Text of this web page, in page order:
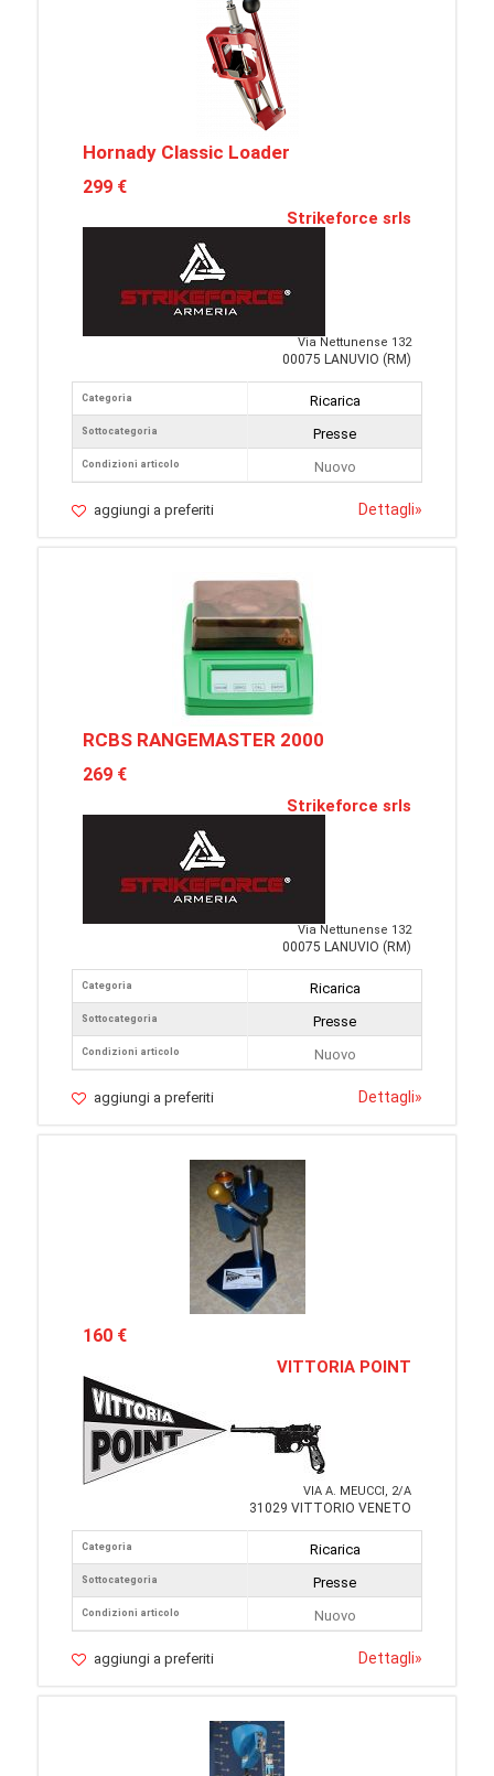
Hornady Classic Loader
299 €
Strikeforce srls
Via Nettunense 132
00075 LANUVIO (RM)
Categoria
Sottocategoria
Condizioni articolo
Ricarica
Presse
Nuovo
aggiungi a preferiti Dettagli»
RCBS RANGEMASTER 2000
269 €
Strikeforce srls
Via Nettunense 132
00075 LANUVIO (RM)
Categoria
Sottocategoria
Condizioni articolo
Ricarica
Presse
Nuovo
aggiungi a preferiti Dettagli»
160 €
VITTORIA POINT
VIA A. MEUCCI, 2/A
31029 VITTORIO VENETO
Categoria
Sottocategoria
Condizioni articolo
Ricarica
Presse
Nuovo
aggiungi a preferiti Dettagli»